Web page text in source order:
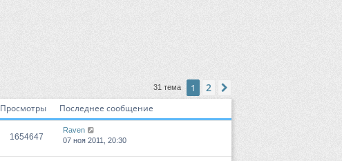
31 тема 1 2
Просмотры Последнее сообщение
1654647
Raven
07 ноя 2011, 20:30